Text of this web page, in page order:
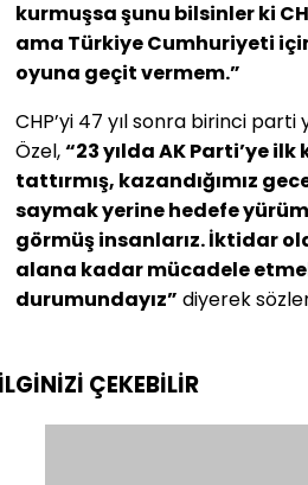
kurmuşsa şunu bilsinler ki
ama Türkiye Cumhuriyeti
oyuna geçit vermem.”
CHP’yi 47 yıl sonra birinci parti
Özel,“23 yılda AK Parti’ye
tattırmış, kazandığımız
saymak yerine hedefe
görmüş insanlarız. İktidar
alana kadar mücadele
durumundayız” diyerek
ÇEKEBİLİR